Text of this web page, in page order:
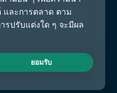
Live Chat